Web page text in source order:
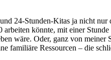
24-Stunden-Kitas ja nicht
könnte, mit einer
wäre. Oder, ganz von
familiäre Ressourcen – die